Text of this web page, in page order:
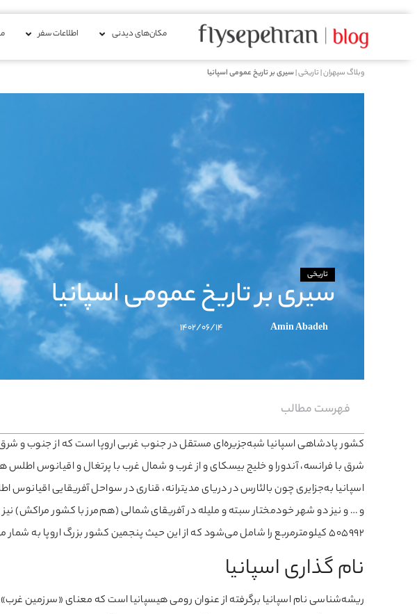
مکان‌های دیدنی اطلاعات سفر
وبلاگ سپهران|تاریخی|سیری بر تاریخ عمومی اسپانیا
تاریخی
سیری بر تاریخ عمومی اسپانیا
Amin Abadeh ۱۴۰۲/۰۶/۱۴
فهرست مطالب
کشور پادشاهی اسپانیا شبه‌جزیره‌ای مستقل در جنوب غربی اروپا است که از جنوب و شرق
شرق با فرانسه، آندورا و خلیج بیسکای و از غرب و شمال غرب با پرتغال و اقیانوس
اسپانیا به‌جزایری چون بالئارس در دریای مدیترانه، قناری در سواحل آفریقایی اقیانوس
و … و نیز دو شهر خودمختار سبته و ملیله در آفریقای شمالی (هم‌مرز با کشور مراکش)
۵۰۵۹۹۲ کیلومترمربع را شامل می‌شود که از این حیث پنجمین کشور بزرگ اروپا به شمار می‌آید. با
نام گذاری اسپانیا
ریشه‌شناسی نام اسپانیا برگرفته از عنوان رومی هیسپانیا است که معنای «سرزمین